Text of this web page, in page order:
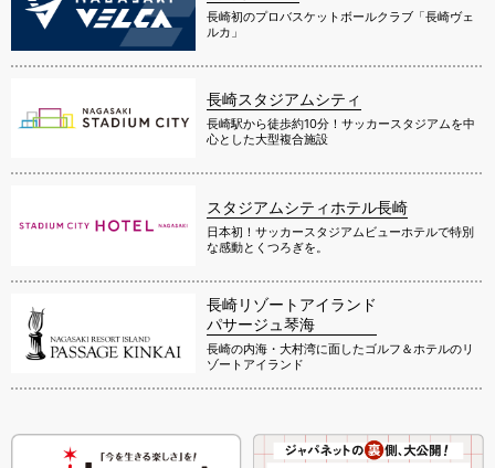
長崎初のプロバスケットボールクラブ「長崎ヴェ
ルカ」
長崎スタジアムシティ
長崎駅から徒歩約10分！サッカースタジアムを中
心とした大型複合施設
スタジアムシティホテル長崎
日本初！サッカースタジアムビューホテルで特別
な感動とくつろぎを。
長崎リゾートアイランド
パサージュ琴海
長崎の内海・大村湾に面したゴルフ＆ホテルのリ
ゾートアイランド